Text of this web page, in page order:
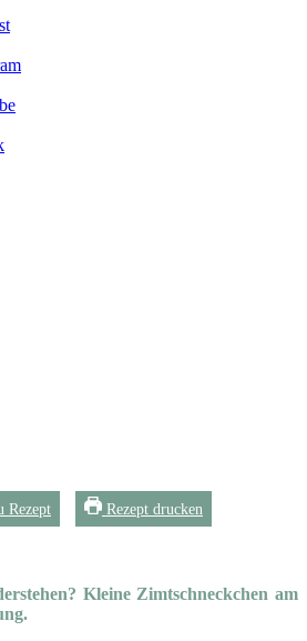
Rezept Rezept drucken
Kleine Zimtschneckchen am